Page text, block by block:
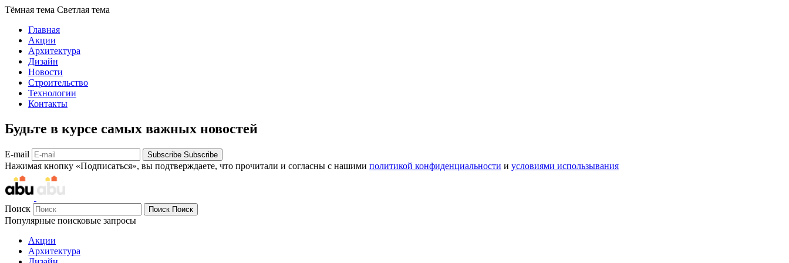
Тёмная тема Светлая тема
Главная
Акции
Архитектура
Дизайн
Новости
Строительство
Технологии
Контакты
Будьте в курсе самых важных новостей
E-mail Subscribe Subscribe
Нажимая кнопку «Подписаться», вы подтверждаете, что прочитали и согласны с нашими политикой конфиденциальности и условиями использывания
Поиск Поиск Поиск
Популярные поисковые запросы
Акции
Архитектура